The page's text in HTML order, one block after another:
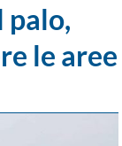
palo,
le aree